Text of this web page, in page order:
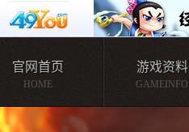
官网首页
HOME
游戏资料
GAMEINFO